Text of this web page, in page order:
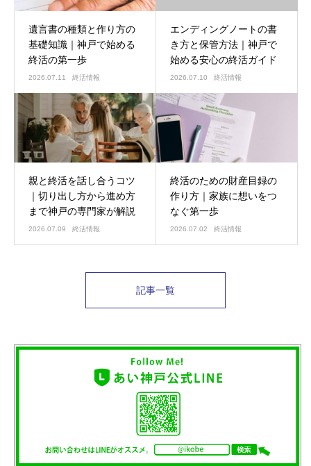
遺言書の種類と作り方の
基礎知識｜神戸で始める
終活の第一歩
2026.07.11 終活情報
エンディングノートの書
き方と保管方法｜神戸で
始める安心の終活ガイド
2026.07.10 終活情報
親と終活を話し合うコツ
｜切り出し方から進め方
まで神戸の専門家が解説
2026.07.09 終活情報
終活のための財産目録の
作り方｜家族に想いをつ
なぐ第一歩
2026.07.02 終活情報
記事一覧